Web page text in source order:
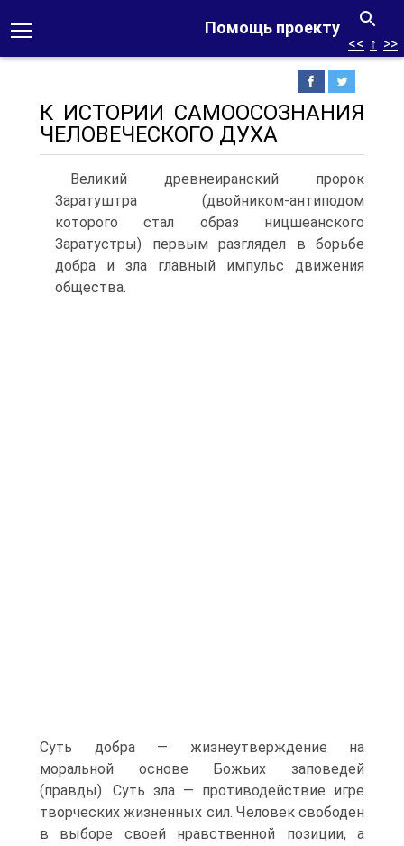
Помощь проекту
<< ↑ >>
К ИСТОРИИ САМООСОЗНАНИЯ
ЧЕЛОВЕЧЕСКОГО ДУХА
Великий древнеиранский пророк
Заратуштра (двойником-антиподом
которого стал образ ницшеанского
Заратустры) первым разглядел в борьбе
добра и зла главный импульс движения
общества.
Суть добра — жизнеутверждение на
моральной основе Божьих заповедей
(правды). Суть зла — противодействие игре
творческих жизненных сил. Человек свободен
в выборе своей нравственной позиции, а